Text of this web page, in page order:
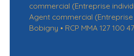
commercial (Entreprise
Agent commercial (Entreprise
Bobigny • RCP MMA 127 100